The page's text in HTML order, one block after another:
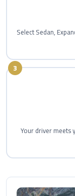
Select Sedan,
3
Your driver